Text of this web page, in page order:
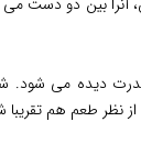
ندرت دیده می
نظر طعم هم تقریبا